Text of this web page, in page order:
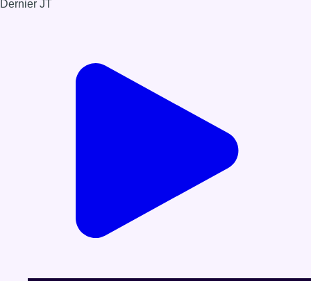
Dernier JT